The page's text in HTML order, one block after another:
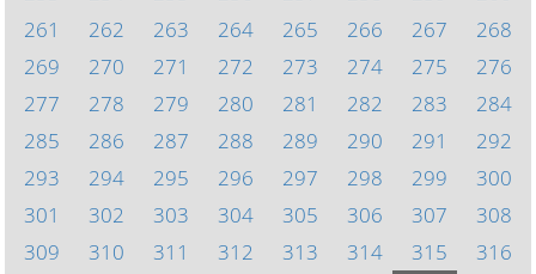
261
262 263 264 265 266 267
268
269
270 271 272 273 274 275
276
277
278 279 280 281 282 283
284
285
286 287 288 289 290 291
292
293
294 295 296 297 298 299
300
301
302 303 304 305 306 307
308
309
310 311 312 313 314 315
316